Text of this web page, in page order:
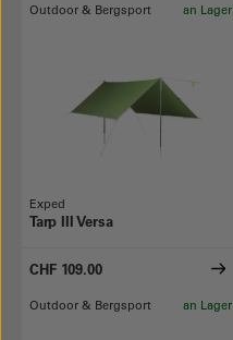
Outdoor & Bergsport an Lager
Exped
Tarp III Versa
CHF 109.00
Outdoor & Bergsport an Lager